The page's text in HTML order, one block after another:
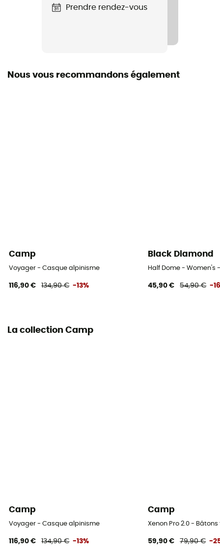
Prendre rendez-vous
Nous vous recommandons également
Camp
Voyager - Casque alpinisme
116,90 € 134,90 € -13%
Black Diamond
Half Dome -
45,90 € 54,90 € -
La collection Camp
Camp
Voyager - Casque alpinisme
116,90 € 134,90 € -13%
Camp
Xenon Pro 2.0 -
59,90 € 79,90 € -